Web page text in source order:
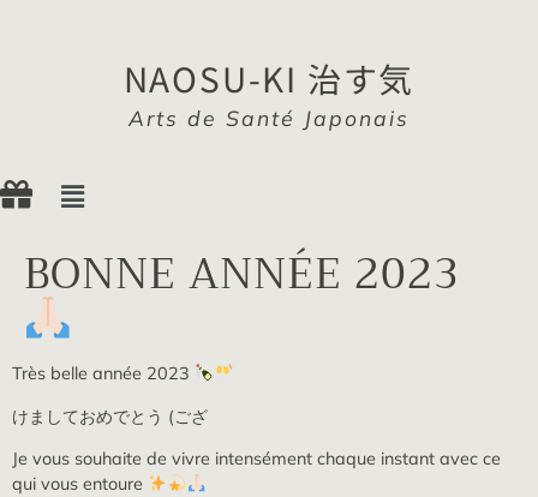
NAOSU-KI 治す気
Arts de Santé Japonais
BONNE ANNÉE 2023
Très belle année 2023
けましておめでとう (ござ
Je vous souhaite de vivre intensément chaque instant avec ce
qui vous entoure